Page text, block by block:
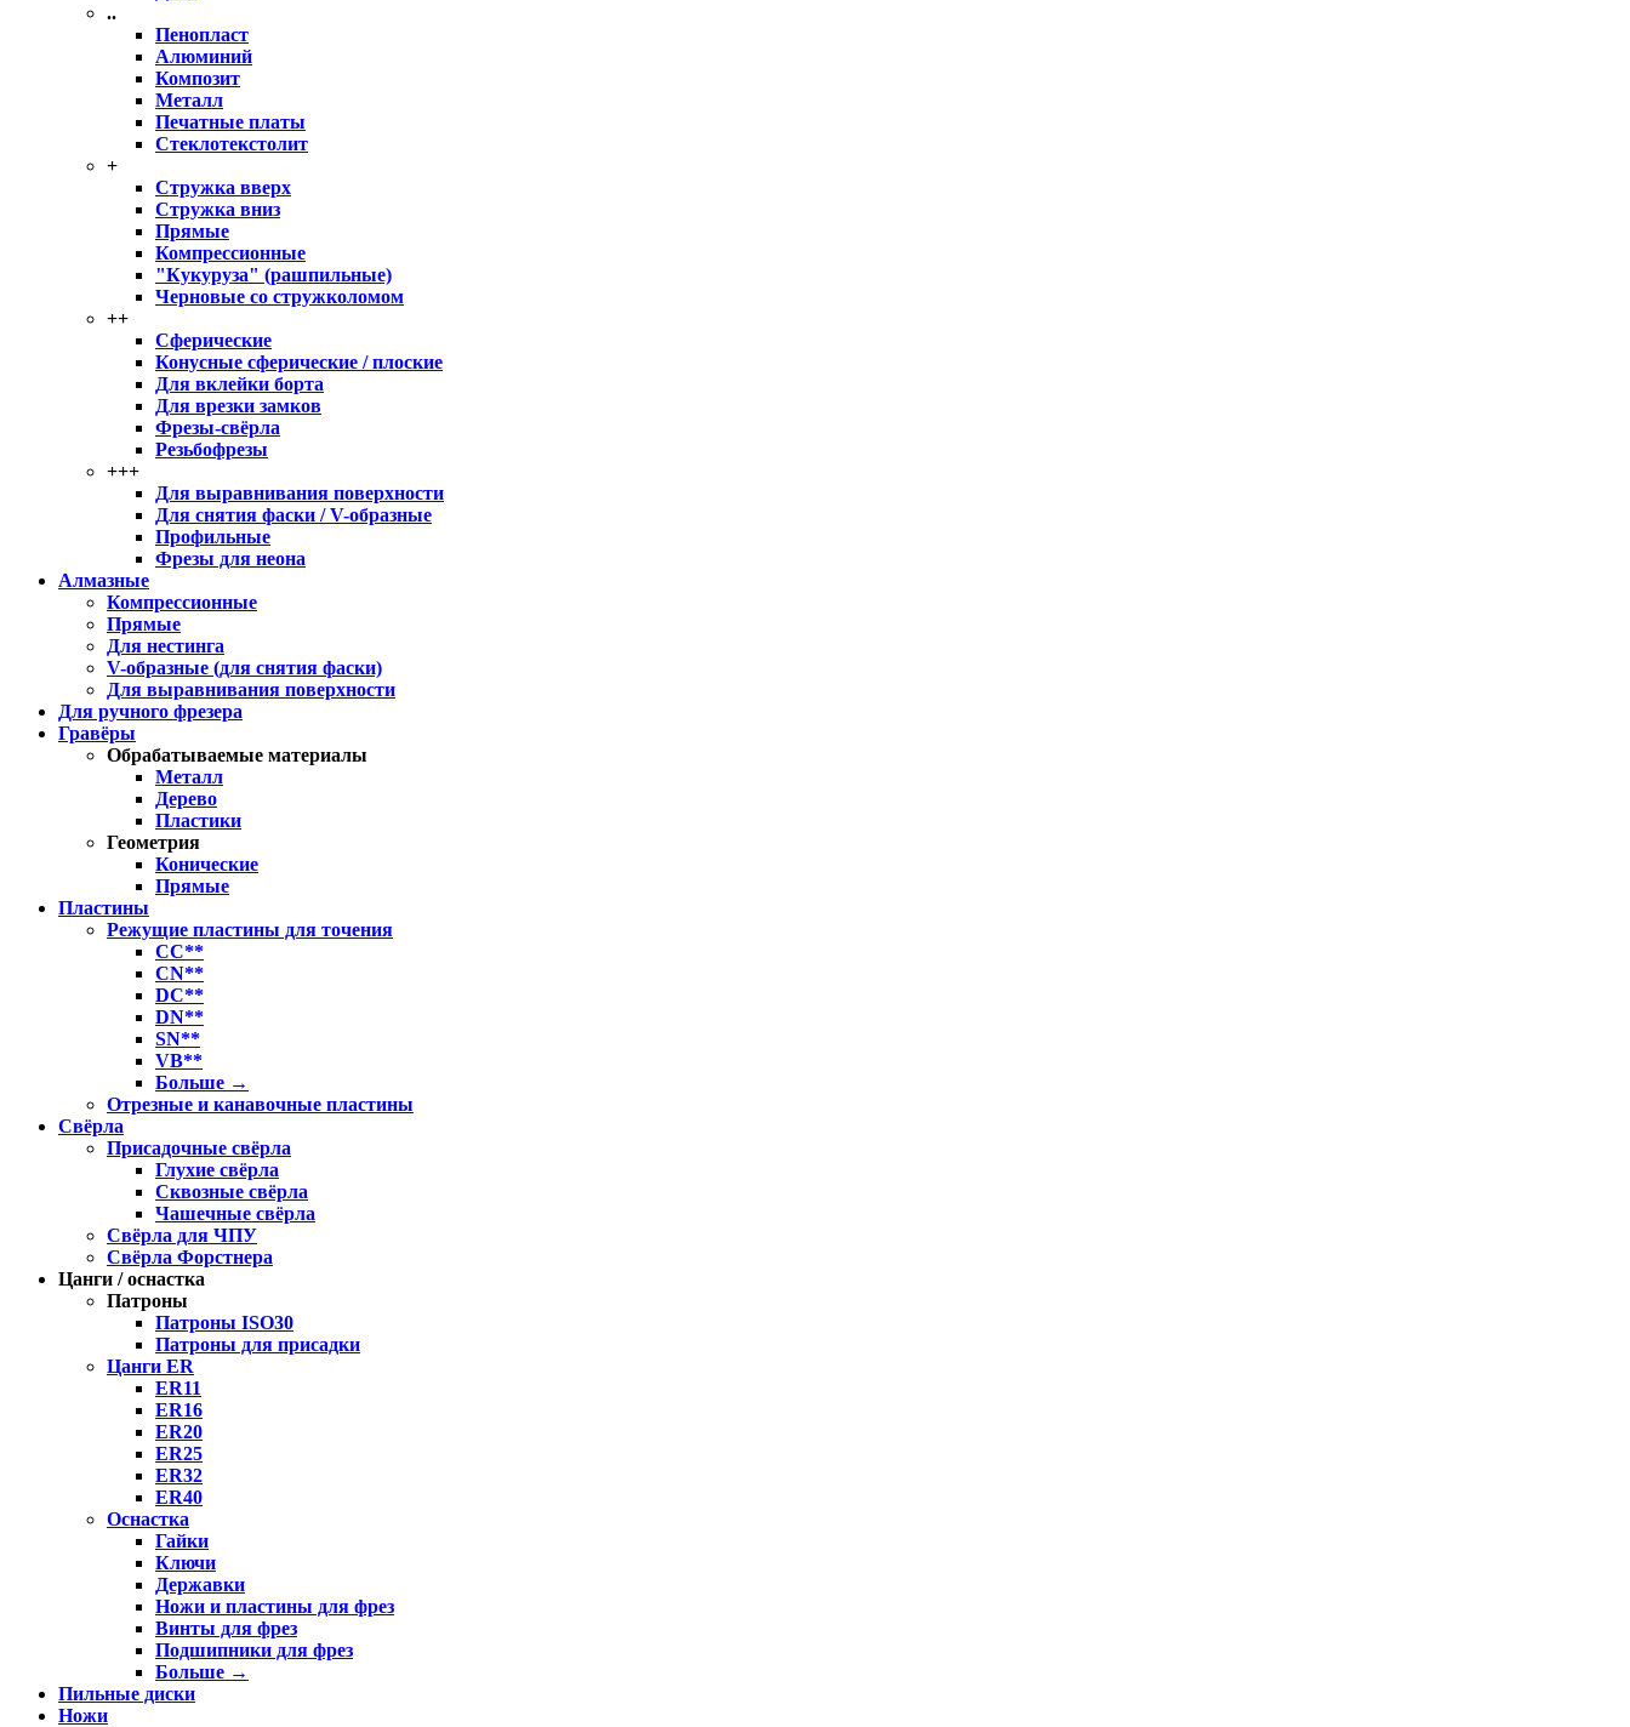
..
Пенопласт
Алюминий
Композит
Металл
Печатные платы
Стеклотекстолит
+
Стружка вверх
Стружка вниз
Прямые
Компрессионные
"Кукуруза" (рашпильные)
Черновые со стружколомом
++
Сферические
Конусные сферические / плоские
Для вклейки борта
Для врезки замков
Фрезы-свёрла
Резьбофрезы
+++
Для выравнивания поверхности
Для снятия фаски / V-образные
Профильные
Фрезы для неона
Алмазные
Компрессионные
Прямые
Для нестинга
V-образные (для снятия фаски)
Для выравнивания поверхности
Для ручного фрезера
Гравёры
Обрабатываемые материалы
Металл
Дерево
Пластики
Геометрия
Конические
Прямые
Пластины
Режущие пластины для точения
CC**
CN**
DC**
DN**
SN**
VB**
Больше →
Отрезные и канавочные пластины
Свёрла
Присадочные свёрла
Глухие свёрла
Сквозные свёрла
Чашечные свёрла
Свёрла для ЧПУ
Свёрла Форстнера
Цанги / оснастка
Патроны
Патроны ISO30
Патроны для присадки
Цанги ER
ER11
ER16
ER20
ER25
ER32
ER40
Оснастка
Гайки
Ключи
Державки
Ножи и пластины для фрез
Винты для фрез
Подшипники для фрез
Больше →
Пильные диски
Ножи